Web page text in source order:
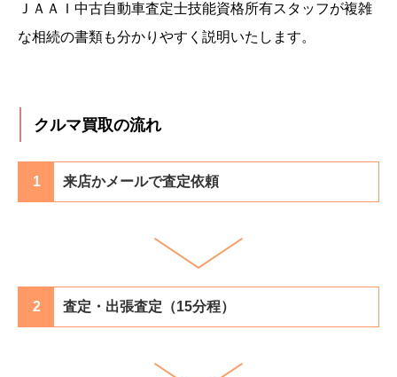
ＪＡＡＩ中古自動車査定士技能資格所有スタッフが複雑
な相続の書類も分かりやすく説明いたします。
クルマ買取の流れ
1 来店かメールで査定依頼
2 査定・出張査定（15分程）